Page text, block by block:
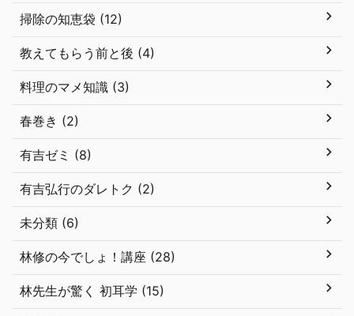
掃除の知恵袋 (12)
教えてもらう前と後 (4)
料理のマメ知識 (3)
春巻き (2)
有吉ゼミ (8)
有吉弘行のダレトク (2)
未分類 (6)
林修の今でしょ！講座 (28)
林先生が驚く 初耳学 (15)